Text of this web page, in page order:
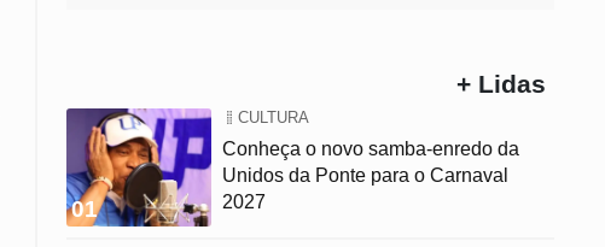
+ Lidas
01
CULTURA
Conheça o novo samba-enredo da
Unidos da Ponte para o Carnaval
2027